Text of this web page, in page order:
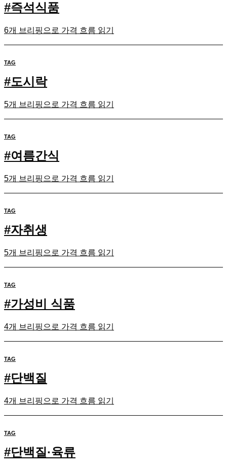
#즉석식품
6개 브리핑으로 가격 흐름 읽기
TAG
#도시락
5개 브리핑으로 가격 흐름 읽기
TAG
#여름간식
5개 브리핑으로 가격 흐름 읽기
TAG
#자취생
5개 브리핑으로 가격 흐름 읽기
TAG
#가성비 식품
4개 브리핑으로 가격 흐름 읽기
TAG
#단백질
4개 브리핑으로 가격 흐름 읽기
TAG
#단백질·육류